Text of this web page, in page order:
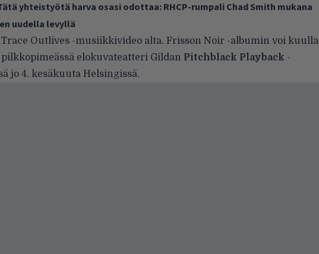
yhteistyötä harva osasi odottaa: RHCP-rumpali Chad Smith mukana
uudella levyllä
Trace Outlives -musiikkivideo alta. Frisson Noir -albumin voi kuulla
elokuvateatteri Gildan Pitchblack Playback -
jo 4. kesäkuuta Helsingissä.